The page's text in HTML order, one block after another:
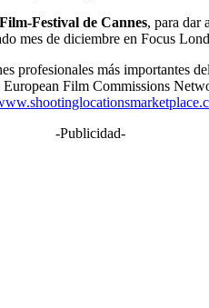
Festival de Cannes, para dar
mes de diciembre en Focus
profesionales más
Film Commissions
-Publicidad-